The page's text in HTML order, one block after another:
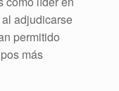
adjudicarse
permitido
más